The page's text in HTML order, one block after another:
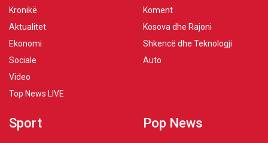
Kronikë
Aktualitet
Ekonomi
Sociale
Video
Top News LIVE
Koment
Kosova dhe Rajoni
Shkencë dhe Teknologji
Auto
Sport Pop News